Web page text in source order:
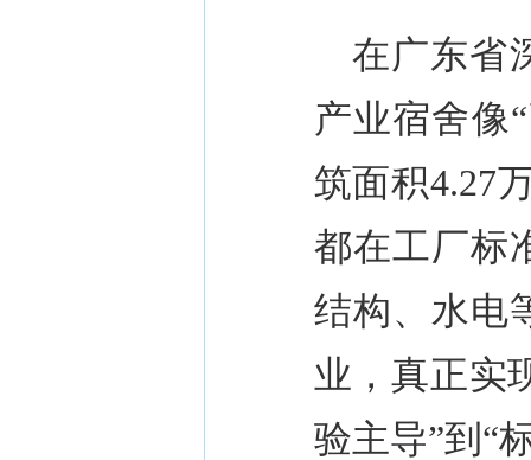
在广东省
产业宿舍像“
筑面积4.27
都在工厂标
结构、水电
业，真正实
验主导”到 “